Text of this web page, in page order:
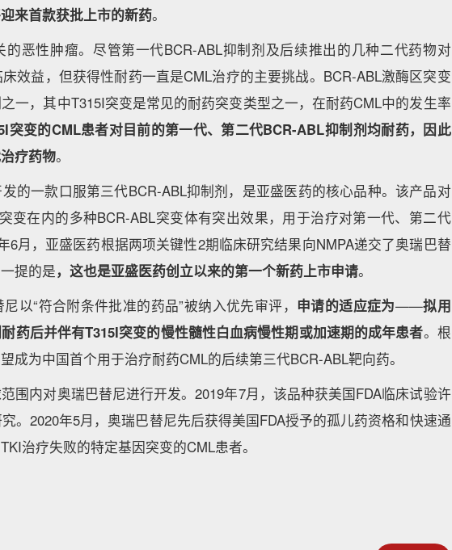
来首款获批上市的新药。
的恶性肿瘤。尽管第一代BCR-ABL抑制剂及后续推出的几种二代药物对
效益，但获得性耐药一直是CML治疗的主要挑战。BCR-ABL激酶区突变
一，其中T315I突变是常见的耐药突变类型之一，在耐药CML中的发生率
突变的CML患者对目前的第一代、第二代BCR-ABL抑制剂均耐药，因此
疗药物。
的一款口服第三代BCR-ABL抑制剂，是亚盛医药的核心品种。该产品对
变在内的多种BCR-ABL突变体有突出效果，用于治疗对第一代、第二代
6月，亚盛医药根据两项关键性2期临床研究结果向NMPA递交了奥瑞巴替
提的是，这也是亚盛医药创立以来的第一个新药上市申请。
以“符合附条件批准的药品”被纳入优先审评， 申请的适应症为——拟用
药后并伴有T315I突变的慢性髓性白血病慢性期或加速期的成年患者。根
成为中国首个用于治疗耐药CML的后续第三代BCR-ABL靶向药。
围内对奥瑞巴替尼进行开发。2019年7月，该品种获美国FDA临床试验许
。2020年5月，奥瑞巴替尼先后获得美国FDA授予的孤儿药资格和快速通
治疗失败的特定基因突变的CML患者。